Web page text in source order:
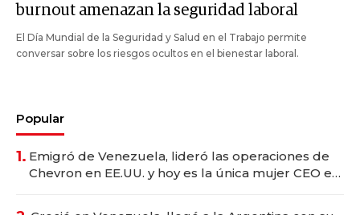
burnout amenazan la seguridad laboral
El Día Mundial de la Seguridad y Salud en el Trabajo permite
conversar sobre los riesgos ocultos en el bienestar laboral.
Popular
1. Emigró de Venezuela, lideró las operaciones de
Chevron en EE.UU. y hoy es la única mujer CEO en